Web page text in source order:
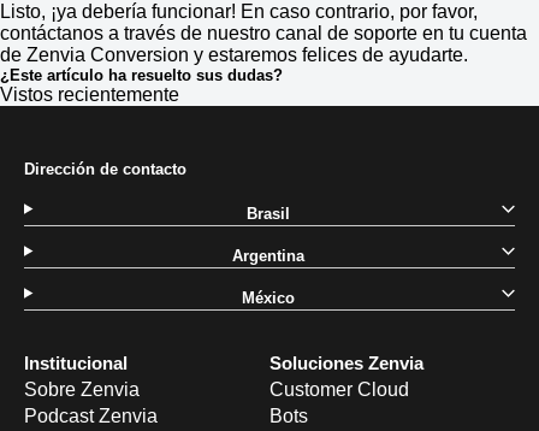
Listo, ¡ya debería funcionar! En caso contrario, por favor,
contáctanos a través de nuestro canal de soporte en tu cuenta
de Zenvia Conversion y estaremos felices de ayudarte.
¿Este artículo ha resuelto sus dudas?
Vistos recientemente
Institucional
Sobre Zenvia
Podcast Zenvia
Soluciones Zenvia
Customer Cloud
Bots
Dirección de contacto
Brasil
Argentina
México